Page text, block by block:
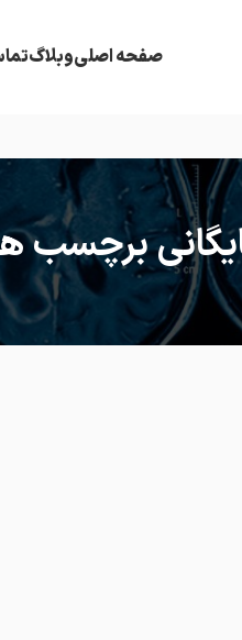
صفحه اصلیوبلاگ
برچسب